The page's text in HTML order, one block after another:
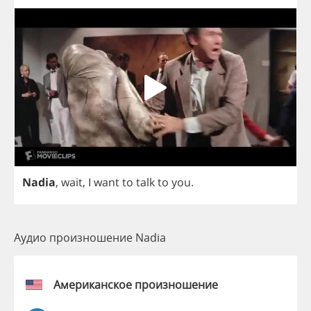
Nadia, wait, I wantto talkto you.
Аудио произношение Nadia
Американское произношение